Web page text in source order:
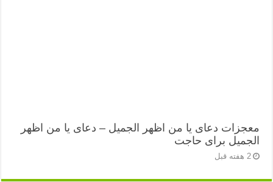
معجزات دعای یا من اظهر الجمیل – دعای یا من اظهر
الجمیل برای حاجت
2 هفته قبل